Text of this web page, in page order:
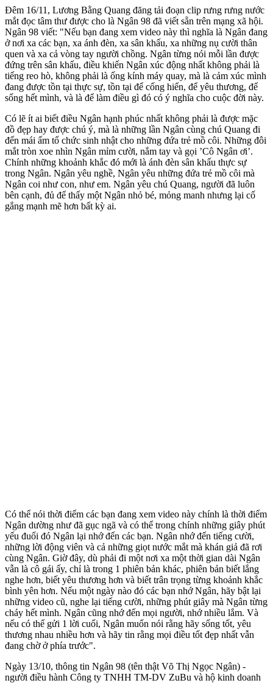
Đêm 16/11, Lương Bằng Quang đăng tải đoạn clip rưng rưng nước
mắt đọc tâm thư được cho là Ngân 98 đã viết sẵn trên mạng xã hội.
Ngân 98 viết: "Nếu bạn đang xem video này thì nghĩa là Ngân đang
ở nơi xa các bạn, xa ánh đèn, xa sân khấu, xa những nụ cười thân
quen và xa cả vòng tay người chồng. Ngân từng nói mỗi lần được
đứng trên sân khấu, điều khiến Ngân xúc động nhất không phải là
tiếng reo hò, không phải là ống kính máy quay, mà là cảm xúc mình
đang được tồn tại thực sự, tồn tại để cống hiến, để yêu thương, để
sống hết mình, và là để làm điều gì đó có ý nghĩa cho cuộc đời này.
Có lẽ ít ai biết điều Ngân hạnh phúc nhất không phải là được mặc
đồ đẹp hay được chú ý, mà là những lần Ngân cùng chú Quang đi
đến mái ấm tổ chức sinh nhật cho những đứa trẻ mồ côi. Những đôi
mắt tròn xoe nhìn Ngân mỉm cười, nắm tay và gọi ’Cô Ngân ơi’.
Chính những khoảnh khắc đó mới là ánh đèn sân khấu thực sự
trong Ngân. Ngân yêu nghề, Ngân yêu những đứa trẻ mồ côi mà
Ngân coi như con, như em. Ngân yêu chú Quang, người đã luôn
bên cạnh, đủ để thấy một Ngân nhỏ bé, mỏng manh nhưng lại cố
gắng mạnh mẽ hơn bất kỳ ai.
Có thể nói thời điểm các bạn đang xem video này chính là thời điểm
Ngân dường như đã gục ngã và có thể trong chính những giây phút
yếu đuối đó Ngân lại nhớ đến các bạn. Ngân nhớ đến tiếng cười,
những lời động viên và cả những giọt nước mắt mà khán giả đã rơi
cùng Ngân. Giờ đây, dù phải đi một nơi xa một thời gian dài Ngân
vẫn là cô gái ấy, chỉ là trong 1 phiên bản khác, phiên bản biết lắng
nghe hơn, biết yêu thương hơn và biết trân trọng từng khoảnh khắc
bình yên hơn. Nếu một ngày nào đó các bạn nhớ Ngân, hãy bật lại
những video cũ, nghe lại tiếng cười, những phút giây mà Ngân từng
cháy hết mình. Ngân cũng nhớ đến mọi người, nhớ nhiều lắm. Và
nếu có thể gửi 1 lời cuối, Ngân muốn nói rằng hãy sống tốt, yêu
thương nhau nhiều hơn và hãy tin rằng mọi điều tốt đẹp nhất vẫn
đang chờ ở phía trước".
Ngày 13/10, thông tin Ngân 98 (tên thật Võ Thị Ngọc Ngân) -
người điều hành Công ty TNHH TM-DV ZuBu và hộ kinh doanh